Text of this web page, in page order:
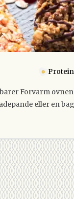
Forvarm
eller en